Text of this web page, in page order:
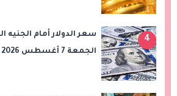
4
سعر الدولار أمام الجنيه
الجمعة 7 أغسطس 2026